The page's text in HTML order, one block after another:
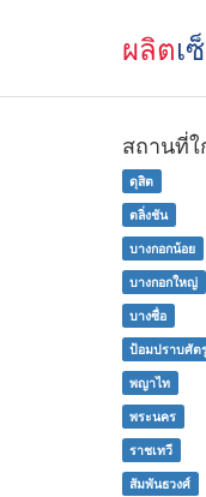
ผลิตเ
สถานที่ใ
ดุสิต
ตลิ่งชัน
บางกอกน้อย
บางกอกใหญ่
บางซื่อ
ป้อมปราบศัต
พญาไท
พระนคร
ราชเทวี
สัมพันธวงศ์